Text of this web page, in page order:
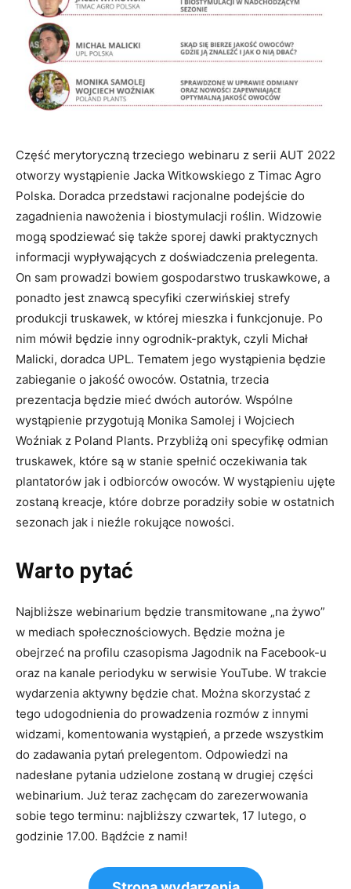
Część merytoryczną trzeciego webinaru z serii AUT 2022
otworzy wystąpienie Jacka Witkowskiego z Timac Agro
Polska. Doradca przedstawi racjonalne podejście do
zagadnienia nawożenia i biostymulacji roślin. Widzowie
mogą spodziewać się także sporej dawki praktycznych
informacji wypływających z doświadczenia prelegenta.
On sam prowadzi bowiem gospodarstwo truskawkowe, a
ponadto jest znawcą specyfiki czerwińskiej strefy
produkcji truskawek, w której mieszka i funkcjonuje. Po
nim mówił będzie inny ogrodnik-praktyk, czyli Michał
Malicki, doradca UPL. Tematem jego wystąpienia będzie
zabieganie o jakość owoców. Ostatnia, trzecia
prezentacja będzie mieć dwóch autorów. Wspólne
wystąpienie przygotują Monika Samolej i Wojciech
Woźniak z Poland Plants. Przybliżą oni specyfikę odmian
truskawek, które są w stanie spełnić oczekiwania tak
plantatorów jak i odbiorców owoców. W wystąpieniu ujęte
zostaną kreacje, które dobrze poradziły sobie w ostatnich
sezonach jak i nieźle rokujące nowości.
Warto pytać
Najbliższe webinarium będzie transmitowane „na żywo”
w mediach społecznościowych. Będzie można je
obejrzeć na profilu czasopisma Jagodnik na Facebook-u
oraz na kanale periodyku w serwisie YouTube. W trakcie
wydarzenia aktywny będzie chat. Można skorzystać z
tego udogodnienia do prowadzenia rozmów z innymi
widzami, komentowania wystąpień, a przede wszystkim
do zadawania pytań prelegentom. Odpowiedzi na
nadesłane pytania udzielone zostaną w drugiej części
webinarium. Już teraz zachęcam do zarezerwowania
sobie tego terminu: najbliższy czwartek, 17 lutego, o
godzinie 17.00. Bądźcie z nami!